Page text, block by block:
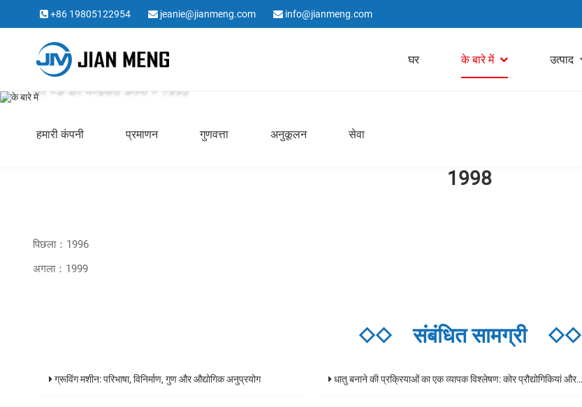
+86 19805122954 jeanie@jianmeng.com info@jianmeng.com
घर के बारे में उत्पाद
के बारे में
घर > के बारे में>हमारी कंपनी > 1998
हमारी कंपनी प्रमाणन गुणवत्ता अनुकूलन सेवा
1998
पिछला：1996
अगला：1999
◇◇संबंधित सामग्री ◇◇
ग्रूविंग मशीन: परिभाषा, विनिर्माण, गुण और औद्योगिक अनुप्रयोग धातु बनाने की प्रक्रियाओं का एक व्यापक विश्लेषण: कोर प्रौद्योगिकियां और अनुप्रयोग परिदृश्य